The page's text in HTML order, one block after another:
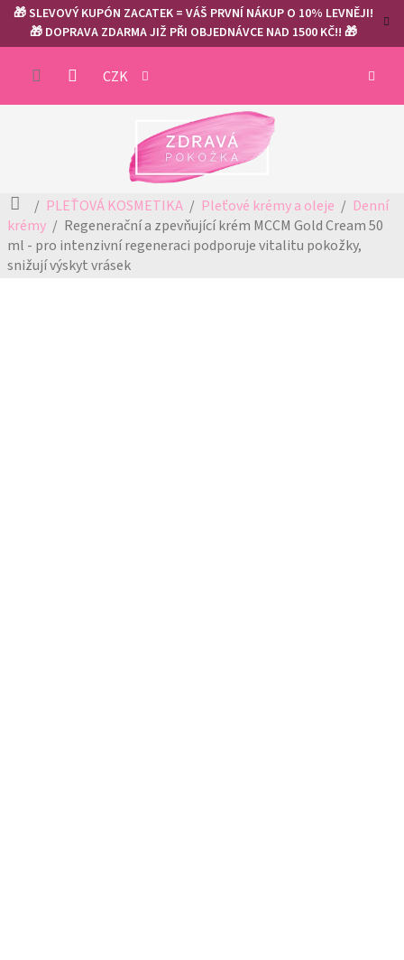
Přejít
obsah
🎁 SLEVOVÝ KUPÓN ZACATEK = VÁŠ PRVNÍ NÁKUP O 10% LEVNĚJI!
🎁 DOPRAVA ZDARMA JIŽ PŘI OBJEDNÁVCE NAD 1500 KČ!! 🎁
CZK
Domů
PLEŤOVÁ KOSMETIKA Pleťové krémy a oleje
Denní
krémy
Regenerační a zpevňující krém MCCM Gold Cream 50
ml - pro intenzivní regeneraci podporuje vitalitu pokožky,
snižují výskyt vrásek